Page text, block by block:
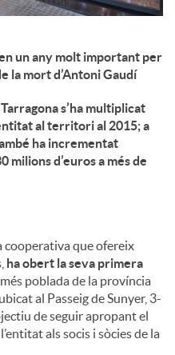
un any molt important per
la mort d’Antoni Gaudí
s’ha multiplicat
al territori al 2015; a
ha incrementat
milions d’euros a més de
cooperativa que ofereix
ha obert la seva primera
poblada de la província
al Passeig de Sunyer, 3-
de seguir apropant el
als socis i sòcies de la